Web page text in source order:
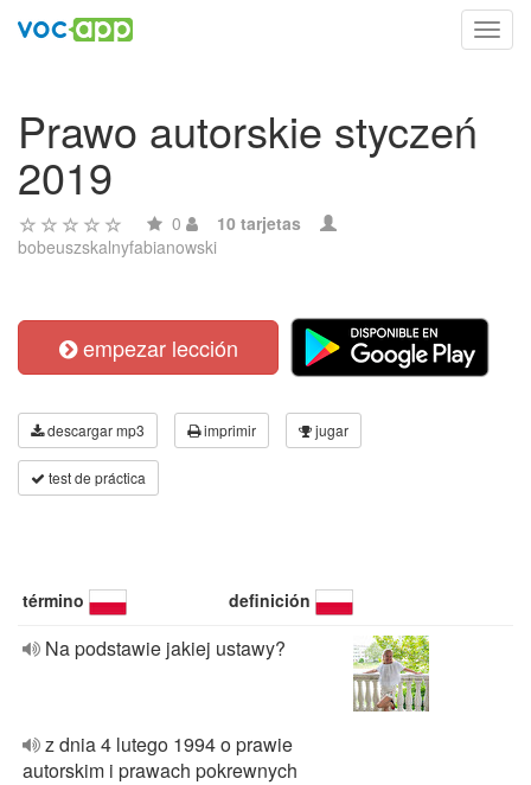
Prawo autorskie styczeń
2019
0
10 tarjetas
bobeuszskalnyfabianowski
empezar lección
descargar mp3 imprimir jugar
test de práctica
término definición
Na podstawie jakiej ustawy?
z dnia 4 lutego 1994 o prawie
autorskim i prawach pokrewnych